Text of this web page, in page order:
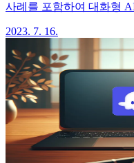
사례를 포함하여 대화형
2023. 7. 16.